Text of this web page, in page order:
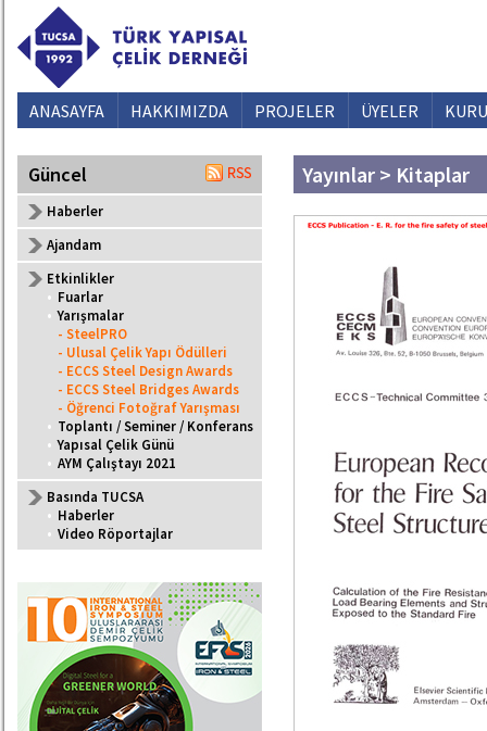
ANASAYFA HAKKIMIZDA PROJELER ÜYELER
Güncel
Haberler
Ajandam
Etkinlikler
• Fuarlar
• Yarışmalar
- SteelPRO
- Ulusal Çelik Yapı Ödülleri
- ECCS Steel Design Awards
- ECCS Steel Bridges Awards
- Öğrenci Fotoğraf Yarışması
• Toplantı / Seminer / Konferans
• Yapısal Çelik Günü
• AYM Çalıştayı 2021
Basında TUCSA
• Haberler
• Video Röportajlar
Yayınlar > Kitaplar